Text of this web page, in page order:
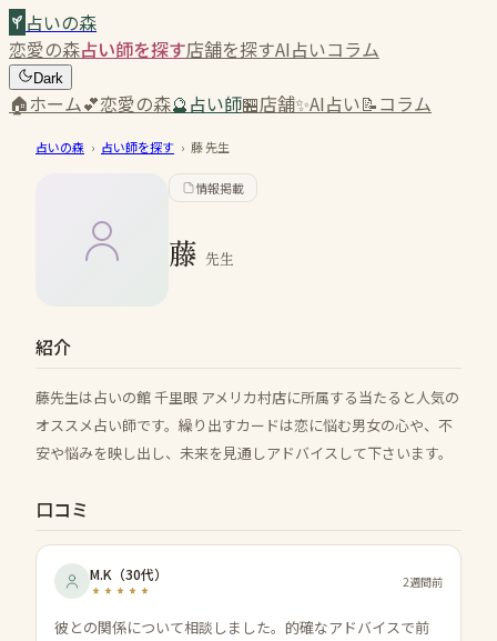
占いの森
恋愛の森占い師を探す店舗を探すAI占いコラム
Dark
🏠ホーム💕恋愛の森🔮占い師🏪店舗✨AI占い📝コラム
占いの森 › 占い師を探す › 藤先生
情報掲載
藤 先生
紹介
藤先生は占いの館 千里眼 アメリカ村店に所属する当たると人気の
オススメ占い師です。繰り出すカードは恋に悩む男女の心や、不
安や悩みを映し出し、未来を見通しアドバイスして下さいます。
口コミ
M.K （30代） 2週間前
彼との関係について相談しました。的確なアドバイスで前